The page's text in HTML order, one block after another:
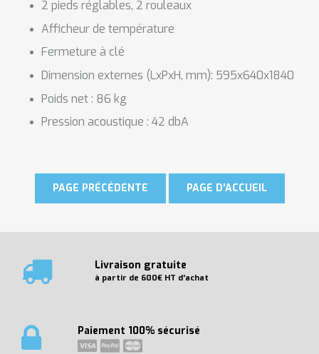
2 pieds réglables, 2 rouleaux
Afficheur de température
Fermeture à clé
Dimension externes (LxPxH, mm): 595x640x1840
Poids net : 86 kg
Pression acoustique : 42 dbA
Livraison gratuite
à partir de 600€ HT d'achat
Paiement 100% sécurisé